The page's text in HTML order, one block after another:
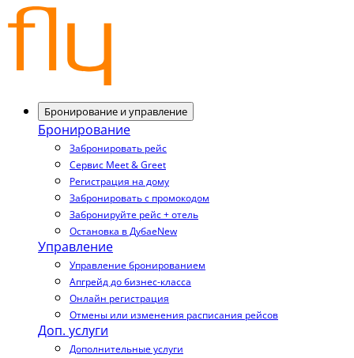
Бронирование и управление
Бронирование
Забронировать рейс
Сервис Meet & Greet
Регистрация на дому
Забронировать с промокодом
Забронируйте рейс + отель
Остановка в ДубаеNew
Управление
Управление бронированием
Апгрейд до бизнес-класса
Онлайн регистрация
Отмены или изменения расписания рейсов
Доп. услуги
Дополнительные услуги